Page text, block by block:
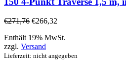
€271,76 €266,32
Enthält 19% MwSt.
zzgl. Versand
Lieferzeit: nicht angegeben